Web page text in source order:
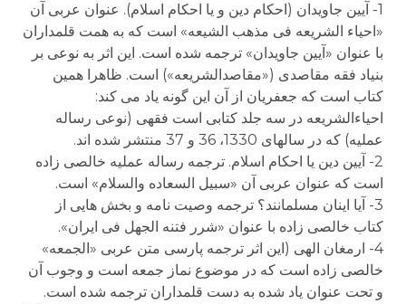
1- آیین جاویدان (احکام دین و یا احکام اسلام). عنوان عربی آن
«احیاء الشریعه فی مذهب الشیعه» است که به همت قلمداران
با عنوان «آیین جاویدان» ترجمه شده است. این اثر به نوعی بر
بنیاد فقه مقاصدی («مقاصدالشریعه») است. ظاهرا همین
کتاب است که جعفریان از آن این گونه یاد می کند:
احیاءالشریعه در سه جلد کتابی است فقهی (نوعی رساله
عملیه) که در سالهای 1330، 36 و 37 منتشر شده اند.
2- آیین دین یا احکام اسلام. ترجمه رساله عملیه خالصی زاده
است که عنوان عربی آن «سبیل السعاده والسلام» است.
3- آیا اینان مسلمانند؟ ترجمه وصیت نامه و بخش هایی از
کتاب خالصی زاده با عنوان «شرر فتنه الجهل فی ایران».
4- ارمغان الهی (این اثر ترجمه پارسی متن عربی «الجمعه»
خالصی زاده است که در موضوع نماز جمعه است و وجوب آن
و تحت عنوان یاد شده به دست قلمداران ترجمه شده است.